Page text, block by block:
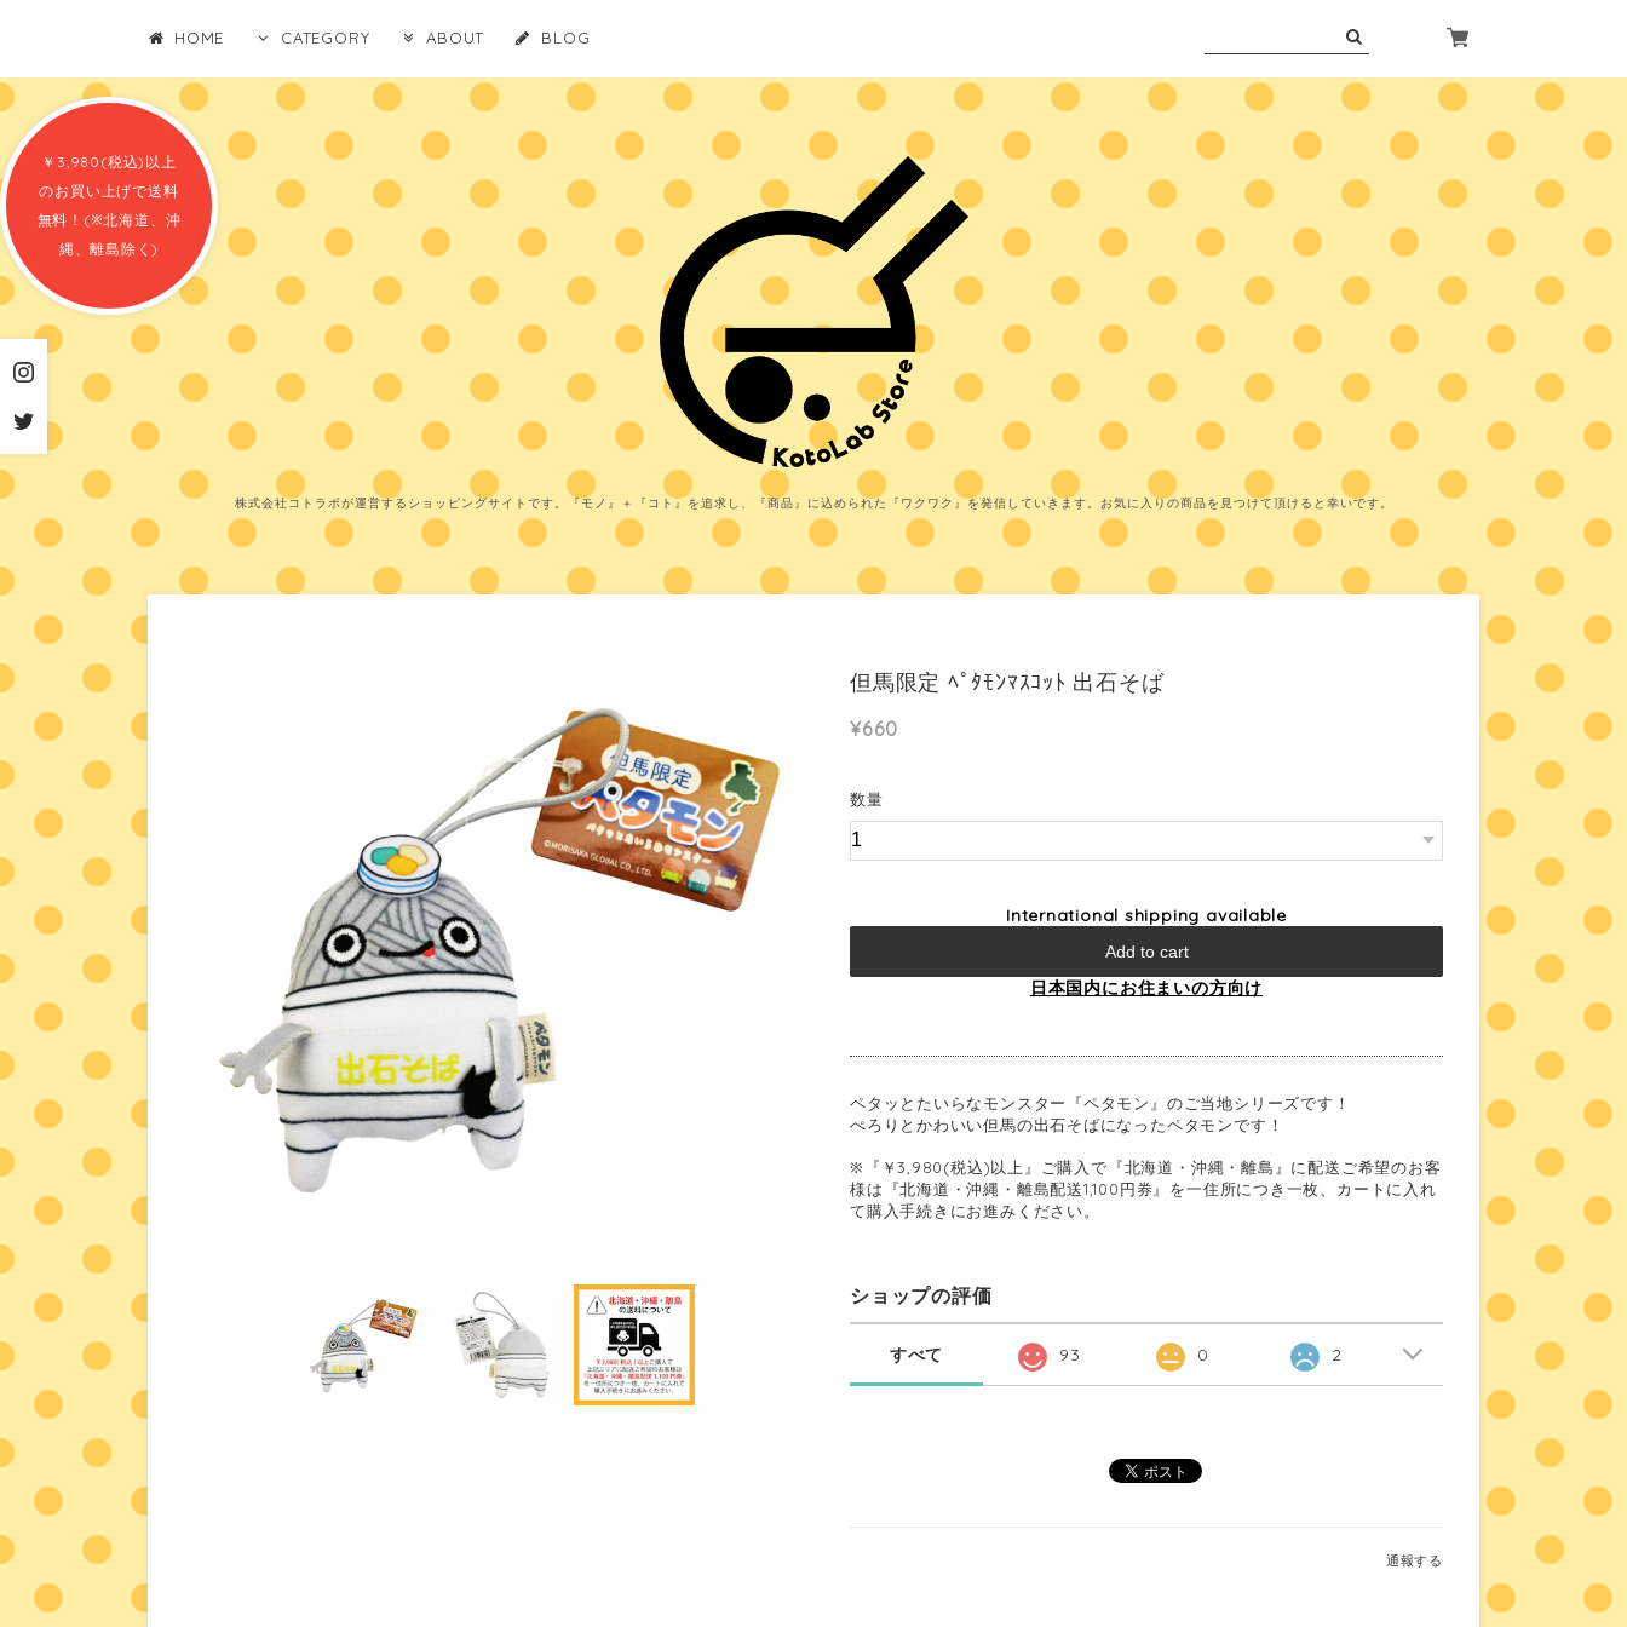
￥3,980(税込)以上
のお買い上げで送料
無料！(※北海道、沖
縄、離島除く)
HOME CATEGORY ABOUT BLOG
株式会社コトラボが運営するショッピングサイトです。『モノ』＋『コト』を追求し、『商品』に込められた『ワクワク』を発信していきます。お気に入りの商品を見つけて頂けると幸いです。
但馬限定 ﾍﾟﾀﾓﾝﾏｽｺｯﾄ 出石そば
¥660
数量
International shipping available
Add to cart
日本国内にお住まいの方向け
ペタッとたいらなモンスター『ペタモン』のご当地シリーズです！
ぺろりとかわいい但馬の出石そばになったペタモンです！
※『￥3,980(税込)以上』ご購入で『北海道・沖縄・離島』に配送ご希望のお客
様は『北海道・沖縄・離島配送1,100円券』を一住所につき一枚、カートに入れ
て購入手続きにお進みください。
ショップの評価
すべて 93 0 2
通報する